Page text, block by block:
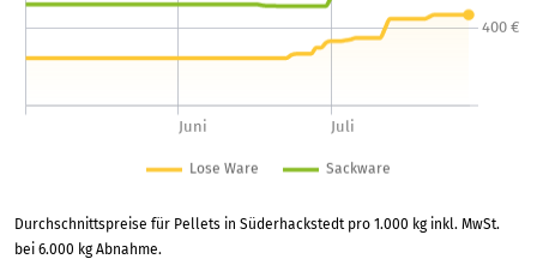
Durchschnittspreise für Pellets in Süderhackstedt pro 1.000 kg inkl. MwSt.
bei 6.000 kg Abnahme.